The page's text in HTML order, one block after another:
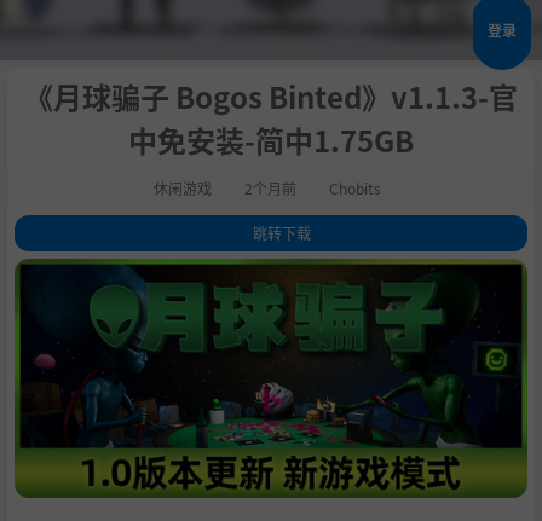
登录
《月球骗子 Bogos Binted》v1.1.3-官
中免安装-简中1.75GB
休闲游戏 2个月前 Chobits
跳转下载
1.关于此游戏
4.
系统需求
支持作者
7.学习